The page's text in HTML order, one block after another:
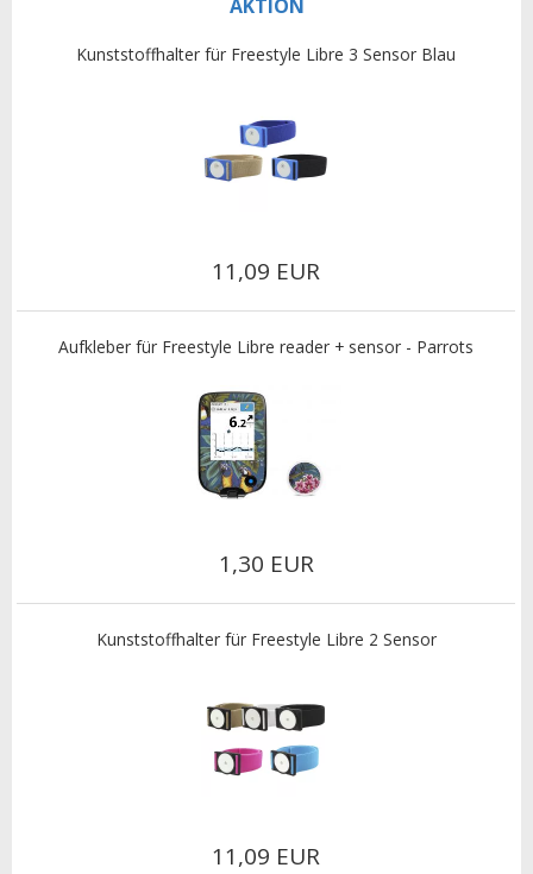
AKTION
Kunststoffhalter für Freestyle Libre 3 Sensor Blau
11,09 EUR
Aufkleber für Freestyle Libre reader + sensor - Parrots
1,30 EUR
Kunststoffhalter für Freestyle Libre 2 Sensor
11,09 EUR